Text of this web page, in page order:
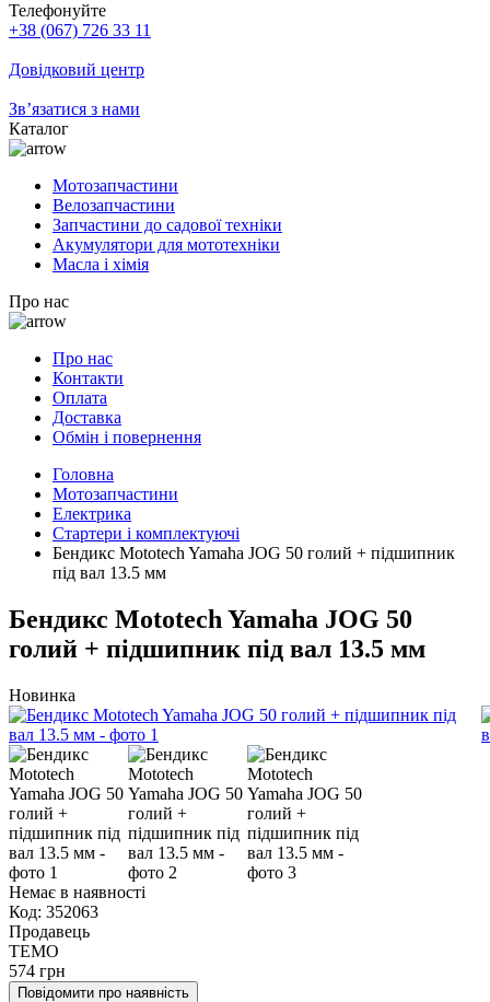
Телефонуйте
+38 (067) 726 33 11
Довідковий центр
Зв’язатися з нами
Каталог
Мотозапчастини
Велозапчастини
Запчастини до садової техніки
Акумулятори для мототехніки
Масла і хімія
Про нас
Про нас
Контакти
Оплата
Доставка
Обмін і повернення
Головна
Мотозапчастини
Електрика
Стартери і комплектуючі
Бендикс Mototech Yamaha JOG 50 голий + підшипник
під вал 13.5 мм
Бендикс Mototech Yamaha JOG 50
голий + підшипник під вал 13.5 мм
Новинка
Немає в наявності
Код: 352063
Продавець
TEMO
574 грн
Повідомити про наявність